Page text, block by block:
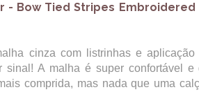
- Bow Tied Stripes
cinza com listrinhas e
sinal! A malha é super confortável e
comprida, mas nada que uma